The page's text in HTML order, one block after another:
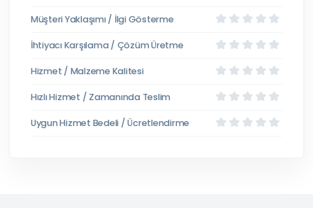
Müşteri Yaklaşımı / İlgi Gösterme
İhtiyacı Karşılama / Çözüm Üretme
Hizmet / Malzeme Kalitesi
Hızlı Hizmet / Zamanında Teslim
Uygun Hizmet Bedeli / Ücretlendirme